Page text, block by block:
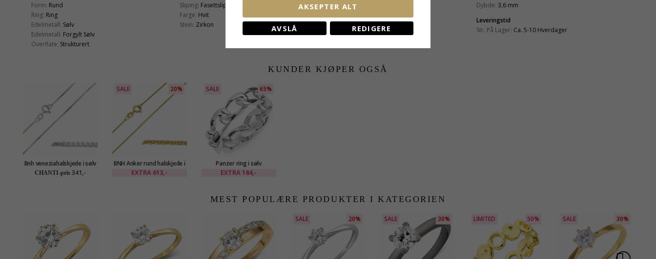
Form: Rund
Ring: Ring
Edelmetall: Sølv
Edelmetall: Forgylt Sølv
Overflate: Strukturert
Sliping: Fasettslipt
Farge: Hvit
Stein: Zirkon
Bredde Bunn:
Tykkelse Bunn: 1,0 mm
Dybde: 3,6 mm
Leveringstid
Str. På Lager: Ca. 5-10 Hverdager
KUNDER KJØPER OGSÅ
Bnh veneziahalskjede i sølv
45 cm x 0,8 mm
CHANTI-pris 341,-
SALE 20%
BNH Anker rund halskjede i
forgylt sølv 70 cm x 1,1 mm
EXTRA 613,-
SALE 65%
Panzer ring i sølv
EXTRA 184,-
MEST POPULÆRE PRODUKTER I KATEGORIEN
SALE 20% SALE 30% LIMITED 50% SALE 30%
AKSEPTER ALT
AVSLÅ REDIGERE